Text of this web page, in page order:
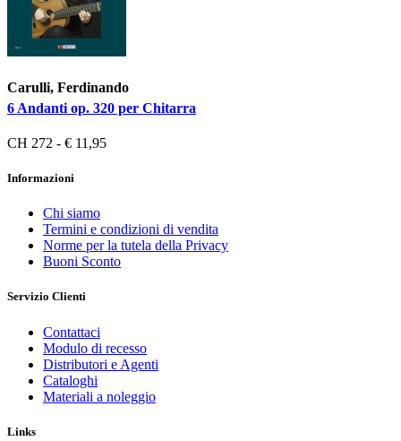
Carulli, Ferdinando
6 Andanti op. 320 per Chitarra
CH 272 - € 11,95
Informazioni
Chi siamo
Termini e condizioni di vendita
Norme per la tutela della Privacy
Buoni Sconto
Servizio Clienti
Contattaci
Modulo di recesso
Distributori e Agenti
Cataloghi
Materiali a noleggio
Links